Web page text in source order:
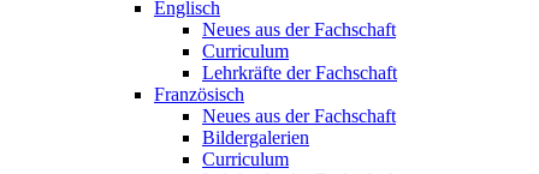
Englisch
Neues aus der Fachschaft
Curriculum
Lehrkräfte der Fachschaft
Französisch
Neues aus der Fachschaft
Bildergalerien
Curriculum